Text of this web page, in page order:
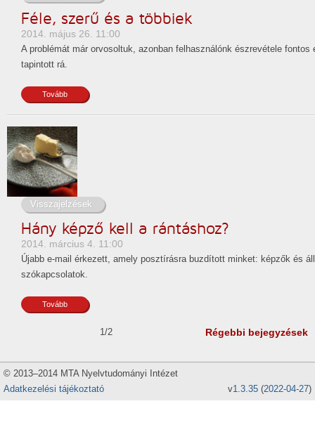
Féle, szerű és a többiek
2014. május 26. 11:00
A problémát már orvosoltuk, azonban felhasználónk észrevétele fontos
tapintott rá.
Tovább
Visszajelzések
Hány képző kell a rántáshoz?
2014. március 4. 11:00
Újabb e-mail érkezett, amely posztírásra buzdított minket: képzők és
szókapcsolatok.
Tovább
1/2 Régebbi bejegyzések
© 2013–2014 MTA Nyelvtudományi Intézet
Adatkezelési tájékoztató
v1.3.35 (2022-04-27)